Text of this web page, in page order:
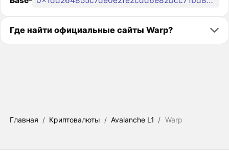
Где найти официальные сайты Warp?
Главная / Криптовалюты / Avalanche L1 / Warp